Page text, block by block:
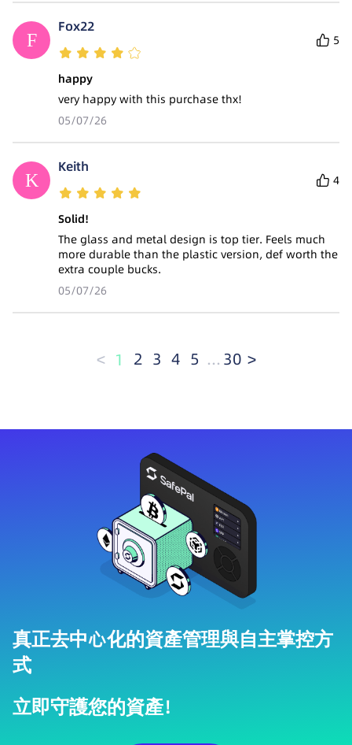
Fox22
5
happy
very happy with this purchase thx!
05/07/26
Keith
4
Solid!
The glass and metal design is top tier. Feels much
more durable than the plastic version, def worth the
extra couple bucks.
05/07/26
< 1 2 3 4 5 ... 30 >
真正去中心化的資產管理與自主掌控方
式
立即守護您的資產！